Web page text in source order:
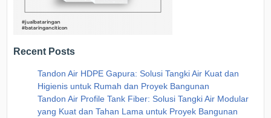
Recent Posts
Tandon Air HDPE Gapura: Solusi Tangki Air Kuat dan
Higienis untuk Rumah dan Proyek Bangunan
Tandon Air Profile Tank Fiber: Solusi Tangki Air Modular
yang Kuat dan Tahan Lama untuk Proyek Bangunan